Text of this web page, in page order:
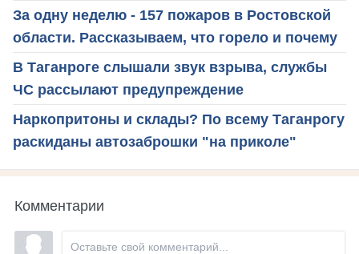
За одну неделю - 157 пожаров в Ростовской
области. Рассказываем, что горело и почему
В Таганроге слышали звук взрыва, службы
ЧС рассылают предупреждение
Наркопритоны и склады? По всему Таганрогу
раскиданы автозаброшки "на приколе"
Комментарии